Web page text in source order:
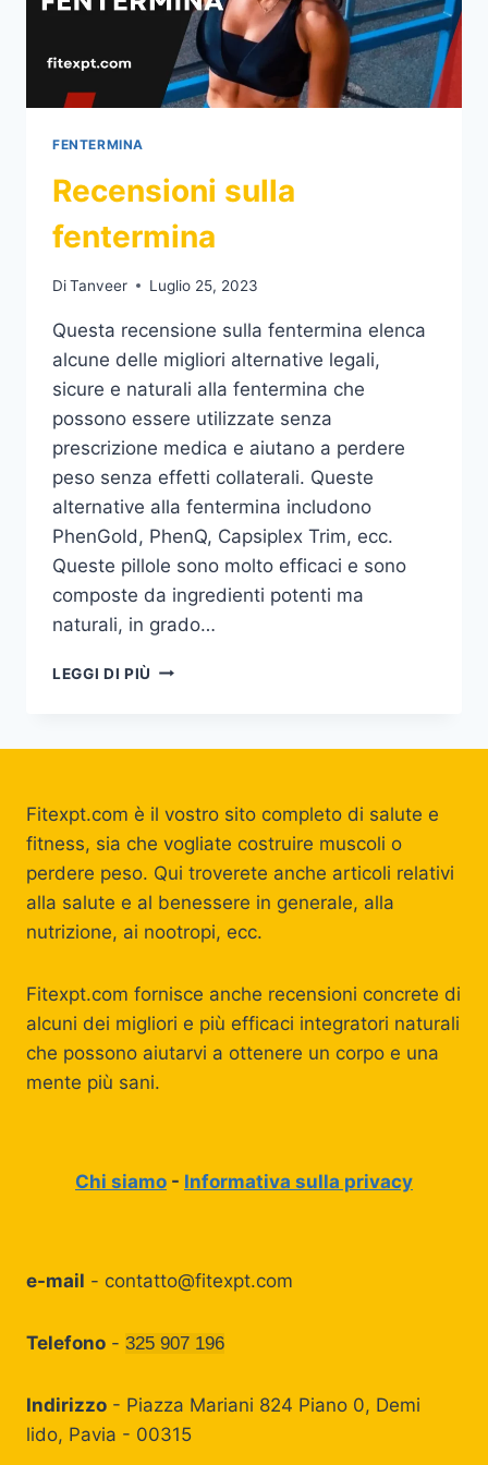
FENTERMINA
Recensioni sulla
fentermina
DiTanveer Luglio 25, 2023
Questa recensione sulla fentermina elenca
alcune delle migliori alternative legali,
sicure e naturali alla fentermina che
possono essere utilizzate senza
prescrizione medica e aiutano a perdere
peso senza effetti collaterali. Queste
alternative alla fentermina includono
PhenGold, PhenQ, Capsiplex Trim, ecc.
Queste pillole sono molto efficaci e sono
composte da ingredienti potenti ma
naturali, in grado…
LEGGI DI PIÙ RECENSIONI
Fitexpt.com è il vostro sito completo di salute e
fitness, sia che vogliate costruire muscoli o
perdere peso. Qui troverete anche articoli relativi
alla salute e al benessere in generale, alla
nutrizione, ai nootropi, ecc.
Fitexpt.com fornisce anche recensioni concrete di
alcuni dei migliori e più efficaci integratori naturali
che possono aiutarvi a ottenere un corpo e una
mente più sani.
Chi siamo - Informativa sulla privacy
e-mail - contatto@fitexpt.com
Telefono - 325 907 196
Indirizzo - Piazza Mariani 824 Piano 0, Demi
lido, Pavia - 00315